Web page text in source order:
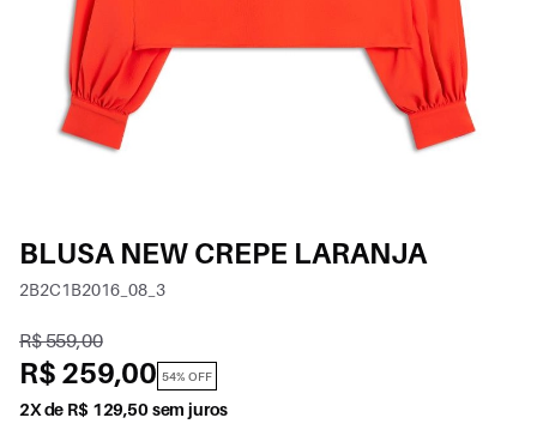
BLUSA NEW CREPE LARANJA
2B2C1B2016_08_3
R$ 559,00
R$ 259,00 54% OFF
2X de R$ 129,50 sem juros